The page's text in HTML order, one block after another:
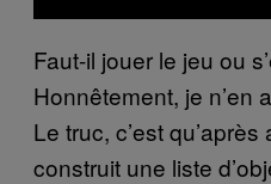
Faut-il jouer le jeu ou
Honnêtement, je n’en
Le truc, c’est
construit une liste